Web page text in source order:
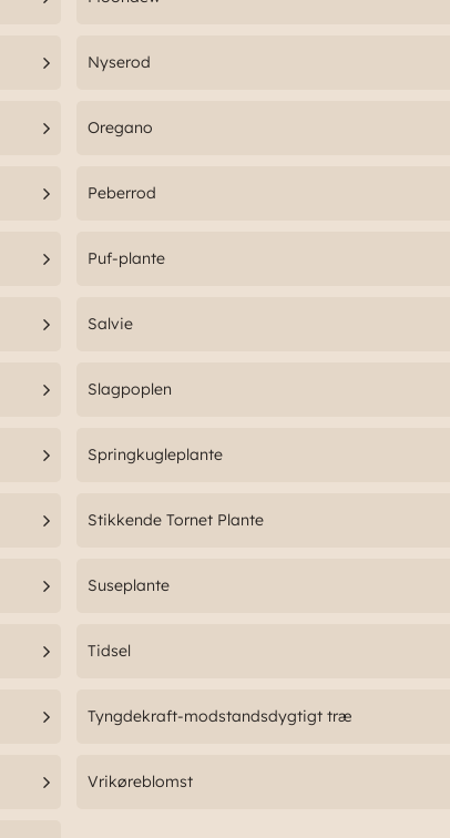
Nyserod
Oregano
Peberrod
Puf-plante
Salvie
Slagpoplen
Springkugleplante
Stikkende Tornet Plante
Suseplante
Tidsel
Tyngdekraft-modstandsdygtigt træ
Vrikøreblomst